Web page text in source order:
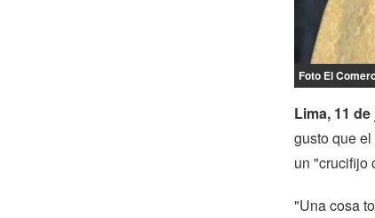
Foto El
Lima, 11
gusto que
un "crucifijo
"Una cosa